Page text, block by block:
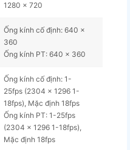
1280 × 720
Ống kính cố định: 640 ×
360
Ống kính PT: 640 × 360
Ống kính cố định: 1-
25fps (2304 × 1296 1-
18fps), Mặc định 18fps
Ống kính PT: 1-25fps
(2304 × 1296 1-18fps),
Mặc định 18fps